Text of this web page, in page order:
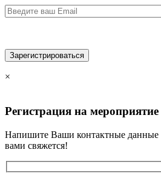
×
Регистрация на мероприятие
Напишите Ваши контактные данные
вами свяжется!